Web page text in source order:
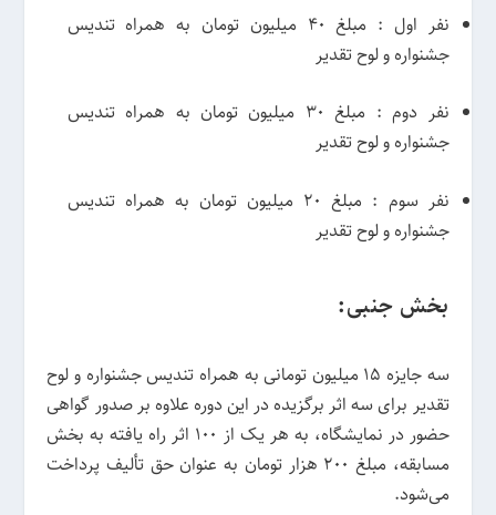
نفر اول : مبلغ 40 میلیون تومان به همراه تندیس
جشنواره و لوح تقدیر
نفر دوم : مبلغ 30 میلیون تومان به همراه تندیس
جشنواره و لوح تقدیر
نفر سوم : مبلغ 20 میلیون تومان به همراه تندیس
جشنواره و لوح تقدیر
بخش جنبی:
سه جایزه 15 میلیون تومانی به همراه تندیس جشنواره و لوح
تقدیر برای سه اثر برگزیده در این دوره علاوه بر صدور گواهی
حضور در نمایشگاه، به هر یک از 100 اثر راه یافته به بخش
مسابقه، مبلغ 200 هزار تومان به عنوان حق تألیف پرداخت
می‌شود.